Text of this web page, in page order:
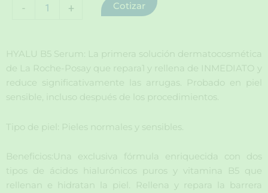
-
cantidad
+ Cotizar
HYALU B5 Serum: La primera solución dermatocosmética
de La Roche-Posay que repara1 y rellena de INMEDIATO y
reduce significativamente las arrugas. Probado en piel
sensible, incluso después de los procedimientos.
Tipo de piel: Pieles normales y sensibles.
Beneficios:Una exclusiva fórmula enriquecida con dos
tipos de ácidos hialurónicos puros y vitamina B5 que
rellenan e hidratan la piel. Rellena y repara la barrera